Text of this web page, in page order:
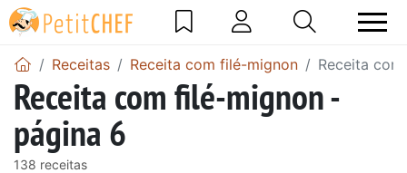
Receitas Receita com filé-mignon Receita
Receita com filé-mignon -
página 6
138 receitas